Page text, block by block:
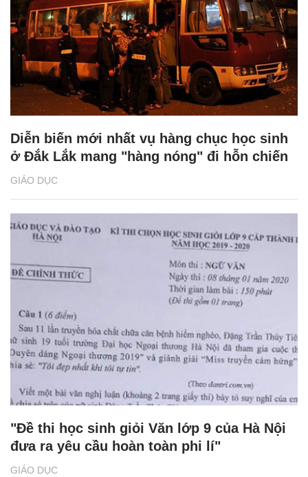
GIÁO DỤC
Diễn biến mới nhất vụ hàng chục học sinh
ở Đắk Lắk mang "hàng nóng" đi hỗn chiến
GIÁO DỤC
"Đề thi học sinh giỏi Văn lớp 9 của Hà Nội
đưa ra yêu cầu hoàn toàn phi lí"